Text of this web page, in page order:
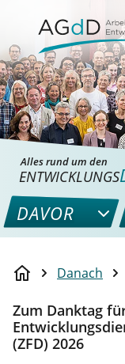
Alles rund um den
ENTWICKLUNGS
DAVOR
Danach
Zum Danktag
(ZFD) 2026